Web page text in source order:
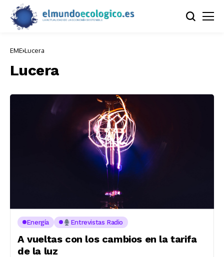
EME Lucera
Lucera
Energía Entrevistas Radio
A vueltas con los cambios en la tarifa
de la luz